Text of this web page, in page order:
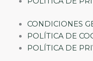
CONDICIONES
POLÍTICA DE
POLÍTICA DE